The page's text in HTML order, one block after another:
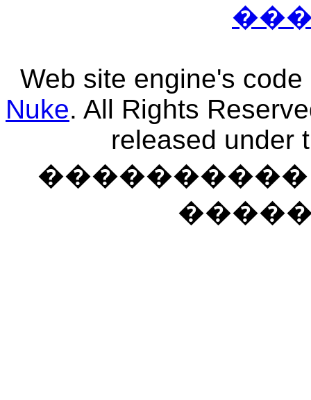
Web site engine's
Nuke. All Rights
released under
����������